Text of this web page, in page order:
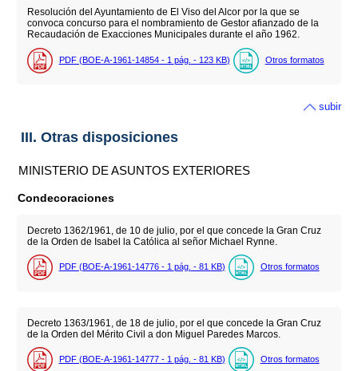
Resolución del Ayuntamiento de El Viso del Alcor por la que se
convoca concurso para el nombramiento de Gestor afianzado de la
Recaudación de Exacciones Municipales durante el año 1962.
PDF (BOE-A-1961-14854 - 1 pág. - 123 KB) Otros formatos
subir
III. Otras disposiciones
MINISTERIO DE ASUNTOS EXTERIORES
Condecoraciones
Decreto 1362/1961, de 10 de julio, por el que concede la Gran Cruz
de la Orden de Isabel la Católica al señor Michael Rynne.
PDF (BOE-A-1961-14776 - 1 pág. - 81 KB) Otros formatos
Decreto 1363/1961, de 18 de julio, por el que concede la Gran Cruz
de la Orden del Mérito Civil a don Miguel Paredes Marcos.
PDF (BOE-A-1961-14777 - 1 pág. - 81 KB) Otros formatos